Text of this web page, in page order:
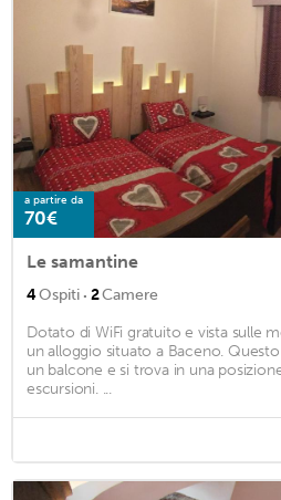
a partire da
70€
Le samantine
4Ospiti · 2Camere
Dotato di WiFi gratuito e vista sulle
un alloggio situato a Baceno.
un balcone e si trova in una
escursioni. ...